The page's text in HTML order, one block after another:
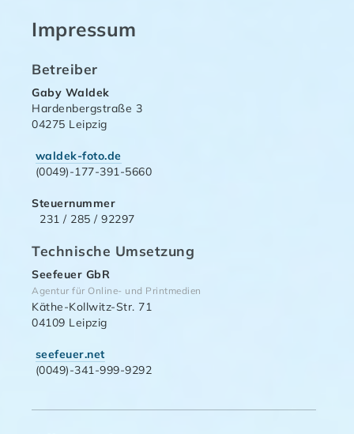
Impressum
Betreiber
Gaby Waldek
Hardenbergstraße 3
04275 Leipzig
waldek-foto.de
(0049)-177-391-5660
Steuernummer
231 / 285 / 92297
Technische Umsetzung
Seefeuer GbR
Agentur für Online- und Printmedien
Käthe-Kollwitz-Str. 71
04109 Leipzig
seefeuer.net
(0049)-341-999-9292